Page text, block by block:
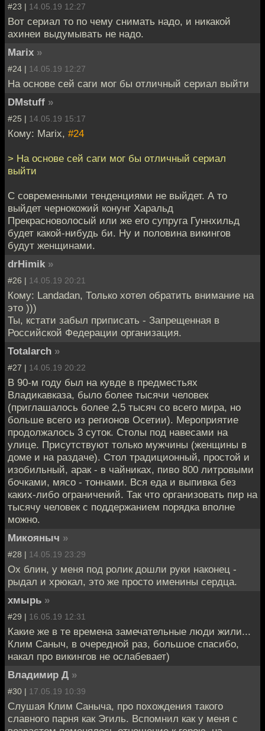
#23 | 14.05.19 12:27
Вот сериал то по чему снимать надо, и никакой
ахинеи выдумывать не надо.
Marix »
#24 | 14.05.19 12:27
На основе сей саги мог бы отличный сериал выйти
DMstuff »
#25 | 14.05.19 15:17
Кому: Marix, #24
> На основе сей саги мог бы отличный сериал
выйти
С современными тенденциями не выйдет. А то
выйдет чернокожий конунг Харальд
Прекрасноволосый или же его супруга Гуннхильд
будет какой-нибудь би. Ну и половина викингов
будут женщинами.
drHimik »
#26 | 14.05.19 20:21
Кому: Landadan, Только хотел обратить внимание на
это )))
Ты, кстати забыл приписать - Запрещенная в
Российской Федерации организация.
Totalarch »
#27 | 14.05.19 20:22
В 90-м году был на кувде в предместьях
Владикавказа, было более тысячи человек
(приглашалось более 2,5 тысяч со всего мира, но
больше всего из регионов Осетии). Мероприятие
продолжалось 3 суток. Столы под навесами на
улице. Присутствуют только мужчины (женщины в
доме и на раздаче). Стол традиционный, простой и
изобильный, арак - в чайниках, пиво 800 литровыми
бочками, мясо - тоннами. Вся еда и выпивка без
каких-либо ограничений. Так что организовать пир на
тысячу человек с поддержанием порядка вполне
можно.
Микояныч »
#28 | 14.05.19 23:29
Ох блин, у меня под ролик дошли руки наконец -
рыдал и хрюкал, это же просто именины сердца.
хмырь »
#29 | 16.05.19 12:31
Какие же в те времена замечательные люди жили...
Клим Саныч, в очередной раз, большое спасибо,
накал про викингов не ослабевает)
Владимир Д »
#30 | 17.05.19 10:39
Слушая Клим Саныча, про похождения такого
славного парня как Эгиль. Вспомнил как у меня с